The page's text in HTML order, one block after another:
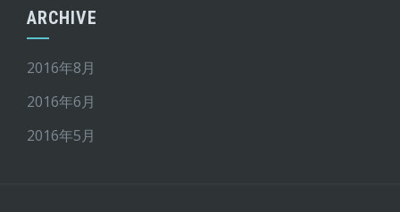
ARCHIVE
2016年8月
2016年6月
2016年5月